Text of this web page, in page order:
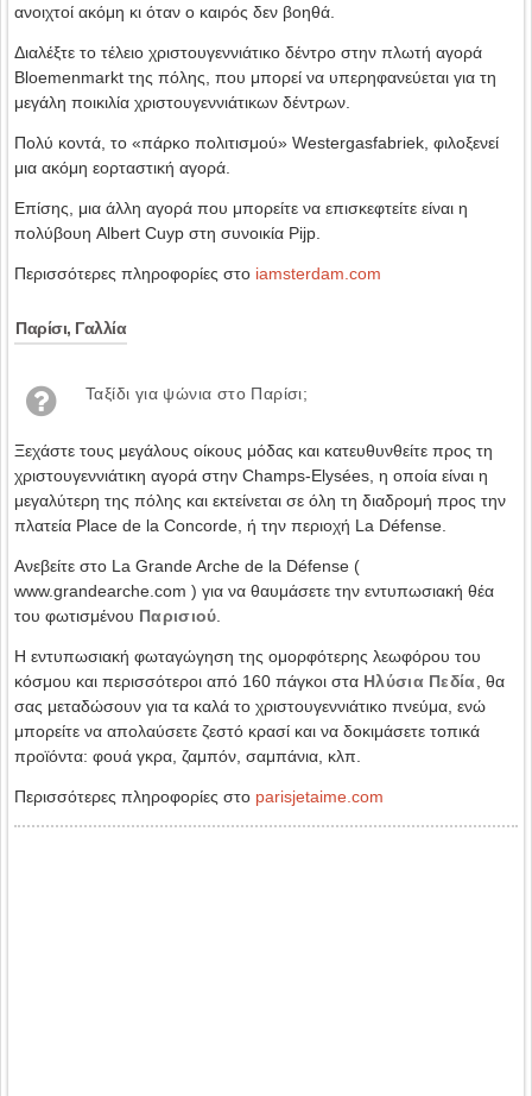
ανοιχτοί ακόμη κι όταν ο καιρός δεν βοηθά.
Διαλέξτε το τέλειο χριστουγεννιάτικο δέντρο στην πλωτή αγορά
Bloemenmarkt της πόλης, που μπορεί να υπερηφανεύεται για τη
μεγάλη ποικιλία χριστουγεννιάτικων δέντρων.
Πολύ κοντά, το «πάρκο πολιτισμού» Westergasfabriek, φιλοξενεί
μια ακόμη εορταστική αγορά.
Επίσης, μια άλλη αγορά που μπορείτε να επισκεφτείτε είναι η
πολύβουη Albert Cuyp στη συνοικία Pijp.
Περισσότερες πληροφορίες στο iamsterdam.com
Παρίσι, Γαλλία
Ταξίδι για ψώνια στο Παρίσι;
Ξεχάστε τους μεγάλους οίκους μόδας και κατευθυνθείτε προς τη
χριστουγεννιάτικη αγορά στην Champs-Elysées, η οποία είναι η
μεγαλύτερη της πόλης και εκτείνεται σε όλη τη διαδρομή προς την
πλατεία Place de la Concorde, ή την περιοχή La Défense.
Ανεβείτε στο La Grande Arche de la Défense (
www.grandearche.com ) για να θαυμάσετε την εντυπωσιακή θέα
του φωτισμένου Παρισιού
Η εντυπωσιακή φωταγώγηση της ομορφότερης λεωφόρου του
κόσμου και περισσότεροι από 160 πάγκοι στα Ηλύσια Πεδία , θα
σας μεταδώσουν για τα καλά το χριστουγεννιάτικο πνεύμα, ενώ
μπορείτε να απολαύσετε ζεστό κρασί και να δοκιμάσετε τοπικά
προϊόντα: φουά γκρα, ζαμπόν, σαμπάνια, κλπ.
Περισσότερες πληροφορίες στο parisjetaime.com